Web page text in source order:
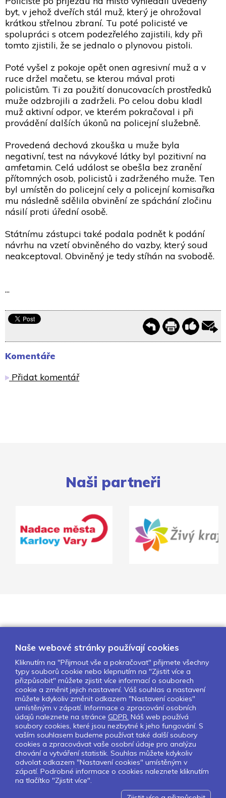
byt, v jehož dveřích stál muž, který je ohrožoval
krátkou střelnou zbraní. Tu poté policisté ve
spolupráci s otcem podezřelého zajistili, kdy při
tomto zjistili, že se jednalo o plynovou pistoli.
Poté vyšel z pokoje opět onen agresivní muž a v
ruce držel mačetu, se kterou mával proti
policistům. Ti za použití donucovacích prostředků
muže odzbrojili a zadrželi. Po celou dobu kladl
muž aktivní odpor, ve kterém pokračoval i při
provádění dalších úkonů na policejní služebně.
Provedená dechová zkouška u muže byla
negativní, test na návykové látky byl pozitivní na
amfetamin. Celá událost se obešla bez zranění
přítomných osob, policistů i zadrženého muže. Ten
byl umístěn do policejní cely a policejní komisařka
mu následně sdělila obvinění ze spáchání zločinu
násilí proti úřední osobě.
Státnímu zástupci také podala podnět k podání
návrhu na vzetí obviněného do vazby, který soud
neakceptoval. Obviněný je tedy stíhán na svobodě.
...
Komentáře
Přidat komentář
Naši partneři
O nás Naše projekty
Pro školy
Partneři
Kontakty
GDPR
Nastavení cookies
Sledujte nás:
Pokud chcete dostávat pravidelný
Newsletter klikněte
Naše webové stránky používají cookies
Kliknutím na "Přijmout vše a pokračovat" přijmete všechny
typy souborů cookie nebo klepnutím na "Zjistit více a
přizpůsobit" můžete zjistit více informací o souborech
cookie a změnit jejich nastavení. Váš souhlas a nastavení
můžete kdykoliv změnit odkazem "Nastavení cookies"
umístěným v zápatí. Informace o zpracování osobních
údajů naleznete na stránce GDPR. Náš web používá
soubory cookies, které jsou nezbytné k jeho fungování. S
vaším souhlasem budeme používat také další soubory
cookies a zpracovávat vaše osobní údaje pro analýzu
chování a vytváření statistik. Souhlas můžete kdykoliv
odvolat odkazem "Nastavení cookies" umístěným v
zápatí. Podrobné informace o cookies naleznete kliknutím
na tlačítko "Zjistit více".